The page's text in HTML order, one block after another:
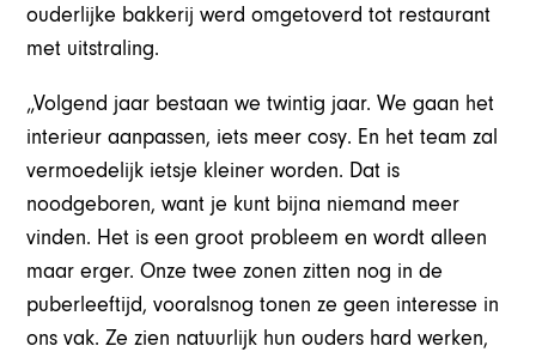
ouderlijke bakkerij werd omgetoverd tot restaurant
met uitstraling.
„Volgend jaar bestaan we twintig jaar. We gaan het
interieur aanpassen, iets meer cosy. En het team zal
vermoedelijk ietsje kleiner worden. Dat is
noodgeboren, want je kunt bijna niemand meer
vinden. Het is een groot probleem en wordt alleen
maar erger. Onze twee zonen zitten nog in de
puberleeftijd, vooralsnog tonen ze geen interesse in
ons vak. Ze zien natuurlijk hun ouders hard werken,